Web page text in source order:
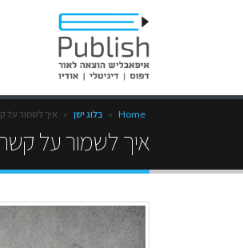
Home
» בלוג ישן » איך לשמור על
איך לשמור על